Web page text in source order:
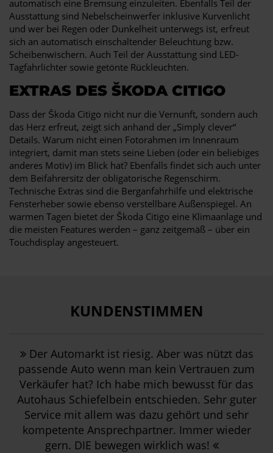
automatisch eine Bremsung einzuleiten. Ebenfalls Teil der
Ausstattung sind Nebelscheinwerfer inklusive Kurvenlicht
und wer bei Regen oder Dunkelheit unterwegs ist, erfreut
sich an automatisch einschaltender Beleuchtung bzw.
Scheibenwischern. Auch Teil der Ausstattung sind LED-
Tagfahrlichter sowie getönte Rückleuchten.
EXTRAS DES ŠKODA CITIGO
Dass der Škoda Citigo nicht nur die Vernunft, sondern auch
das Herz erfreut, zeigt sich anhand der „Simply clever“
Details. Warum nicht einen Fotorahmen im Innenraum
integriert, damit man stets seine Lieben (oder ein beliebiges
anderes Motiv) im Blick hat? Ebenfalls findet sich auch unter
dem Beifahrersitz der obligatorische Regenschirm.
Technische Extras sind die Berganfahrhilfe und elektrische
Fensterheber sowie ebenso verstellbare Außenspiegel. An
warmen Tagen bietet der Škoda Citigo eine Klimaanlage und
die meisten Features werden – ganz zeitgemäß – über ein
Touchdisplay angesteuert.
KUNDENSTIMMEN
Der Automarkt ist riesig. Aber was nützt das
passende Auto wenn man kein Vertrauen zum
Verkäufer hat? Ich habe mich bewusst für das
Autohaus Schiefelbein entschieden. Sehr guter
Service mit allem was dazu gehört und sehr
kompetente Ansprechpartner. Immer wieder
gern. DIE bewegen wirklich was!